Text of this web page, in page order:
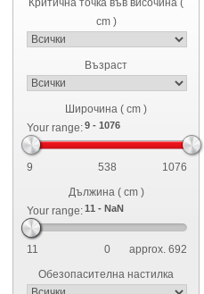
Критична точка във височина (
cm )
Възраст
Широчина ( cm )
Your range:
9 538
1076
Дължина ( cm )
Your range:
11 0
approx. 692
Обезопасителна настилка